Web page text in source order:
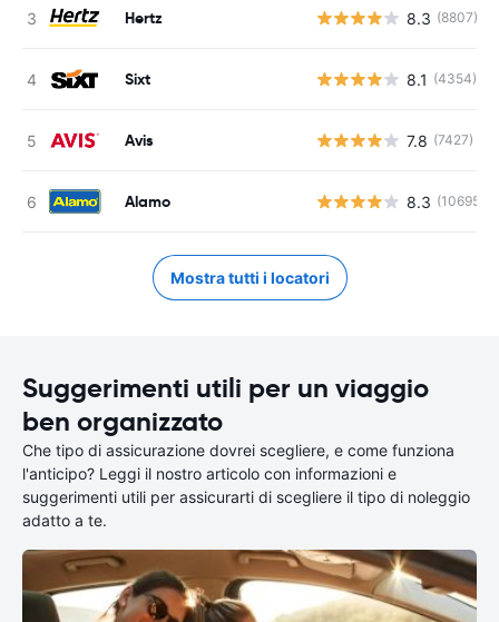
Hertz 8.3 (8807)
Sixt 8.1 (4354)
Avis 7.8 (7427)
Alamo 8.3 (10695)
Mostra tutti i locatori
Suggerimenti utili per un viaggio
ben organizzato
Che tipo di assicurazione dovrei scegliere, e come funziona
l'anticipo? Leggi il nostro articolo con informazioni e
suggerimenti utili per assicurarti di scegliere il tipo di noleggio
adatto a te.